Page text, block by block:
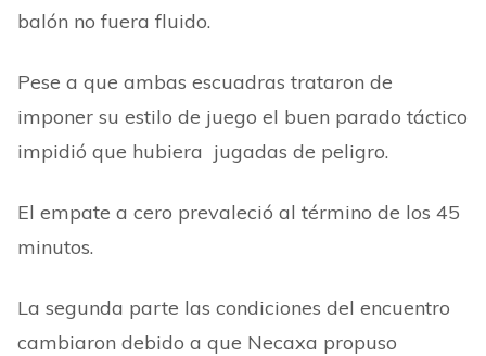
balón no fuera fluido.
Pese a que ambas escuadras trataron de
imponer su estilo de juego el buen parado táctico
impidió que hubiera jugadas de peligro.
El empate a cero prevaleció al término de los 45
minutos.
La segunda parte las condiciones del encuentro
cambiaron debido a que Necaxa propuso